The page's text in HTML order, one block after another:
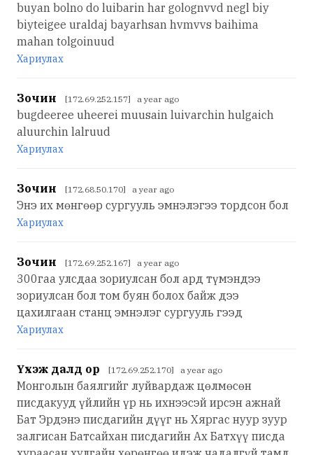
buyan bolno do luibarin har golognvvd negl biy
biyteigee uraldaj bayarhsan hvmvvs baihima
mahan tolgoinuud
Хариулах
Зочин [172.69.252.157] a year ago
bugdeeree uheerei muusain luivarchin hulgaich
aluurchin lalruud
Хариулах
Зочин [172.68.50.170] a year ago
Энэ их мөнгөөр сургууль эмнэлэгээ тордсон бол
Хариулах
Зочин [172.69.252.167] a year ago
300гаа улсдаа зориулсан бол ард түмэндээ
зориулсан бол том буян болох байж дээ
цахилгаан станц эмнэлэг сургууль гээд
Хариулах
Үхэж далд ор [172.69.252.170] a year ago
Монголын баялгийг луйвардаж цөлмөсөн
писдакууд үйлийн үр нь ихнээсэй ирсэн ажнай
Бат Эрдэнэ писдагийн дүүг нь Хяргас нуур зуур
залгисан Батсайхан писдагийн Ах Батхүү писда